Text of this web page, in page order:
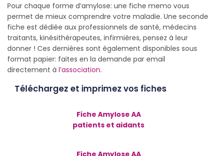
Pour chaque forme d’amylose: une fiche memo vous
permet de mieux comprendre votre maladie. Une seconde
fiche est dédiée aux professionnels de santé, médecins
traitants, kinésithérapeutes, infirmières, pensez à leur
donner ! Ces dernières sont également disponibles sous
format papier: faites en la demande par email
directement à l’association.
Téléchargez et imprimez vos fiches
Fiche Amylose AA
patients et aidants
Fiche Amylose AA